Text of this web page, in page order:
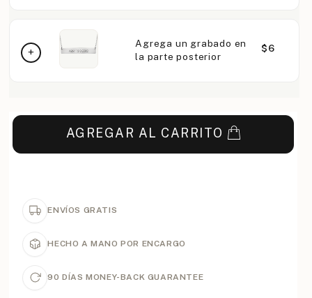
Agrega un grabado en
la parte posterior
$6
AGREGAR AL CARRITO
ENVÍOS GRATIS
HECHO A MANO POR ENCARGO
90 DÍAS MONEY-BACK GUARANTEE